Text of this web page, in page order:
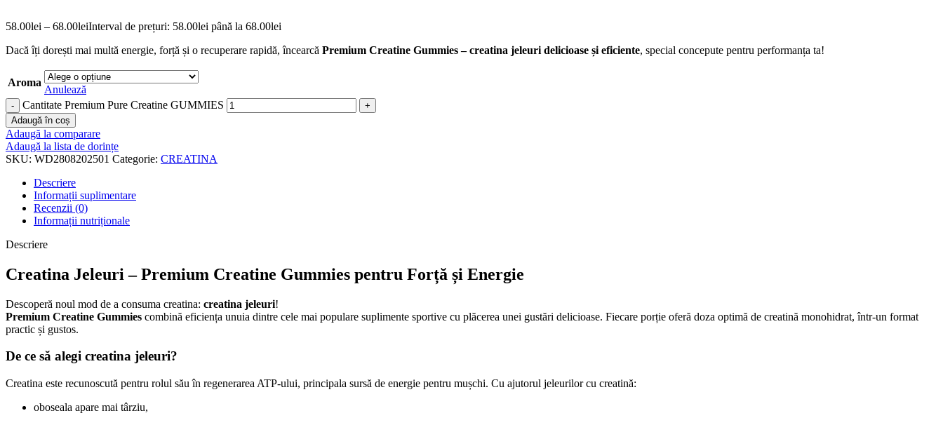
58.00lei – 68.00leiInterval de prețuri: 58.00lei până la 68.00lei
Dacă îți dorești mai multă energie, forță și o recuperare rapidă, încearcă Premium Creatine Gummies – creatina jeleuri delicioase și eficiente, special concepute pentru performanța ta!
Aroma
Anulează
Cantitate Premium Pure Creatine GUMMIES
Adaugă în coș
Adaugă la comparare
Adaugă la lista de dorințe
SKU: WD2808202501 Categorie: CREATINA
Descriere
Informații suplimentare
Recenzii (0)
Informații nutriționale
Descriere
Creatina Jeleuri – Premium Creatine Gummies pentru Forță și Energie
Descoperă noul mod de a consuma creatina: creatina jeleuri!
Premium Creatine Gummies combină eficiența unuia dintre cele mai populare suplimente sportive cu plăcerea unei gustări delicioase. Fiecare porție oferă doza optimă de creatină monohidrat, într-un format
practic și gustos.
De ce să alegi creatina jeleuri?
Creatina este recunoscută pentru rolul său în regenerarea ATP-ului, principala sursă de energie pentru mușchi. Cu ajutorul jeleurilor cu creatină:
oboseala apare mai târziu,